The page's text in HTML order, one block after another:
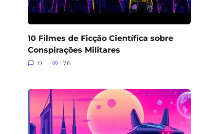
10 Filmes de Ficção Científica sobre
Conspirações Militares
0 76